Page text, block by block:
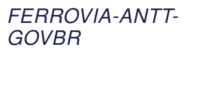
FERROVIA-ANTT-
GOVBR